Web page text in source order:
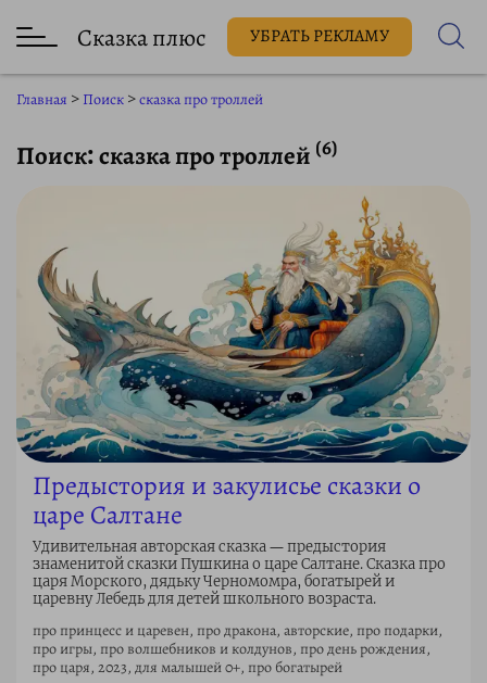
Сказка плюс УБРАТЬ РЕКЛАМУ
Главная > Поиск >сказка про троллей
Поиск: сказка про троллей (6)
Предыстория и закулисье сказки о
царе Салтане
Удивительная авторская сказка ― предыстория
знаменитой сказки Пушкина о царе Салтане. Сказка про
царя Морского, дядьку Черномомра, богатырей и
царевну Лебедь для детей школьного возраста.
про принцесс и царевен, про дракона, авторские, про подарки,
про игры, про волшебников и колдунов, про день рождения,
про царя, 2023, для малышей 0+, про богатырей